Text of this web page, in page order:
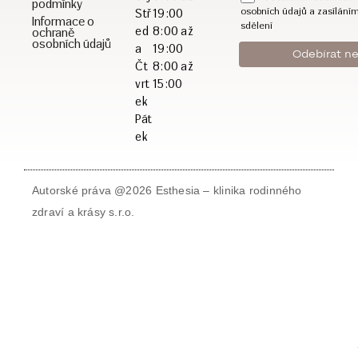
podmínky
Informace o
ochraně
osobních údajů
Stř
ed
a
Čt
vrt
ek
Pát
ek
19:00
8:00 až
19:00
8:00 až
15:00
osobních údajů a
sdělení
Autorské práva @2026 Esthesia – klinika rodinného
zdraví a krásy s.r.o.